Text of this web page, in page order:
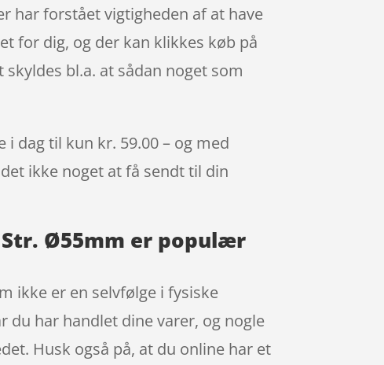
har forstået vigtigheden af at have
for dig, og der kan klikkes køb på
bl.a. at sådan noget som
i dag til kun kr. 59.00 – og med
ikke noget at få sendt til din
Str. Ø55mm er populær
ikke er en selvfølge i fysiske
du har handlet dine varer, og nogle
Husk også på, at du online har et